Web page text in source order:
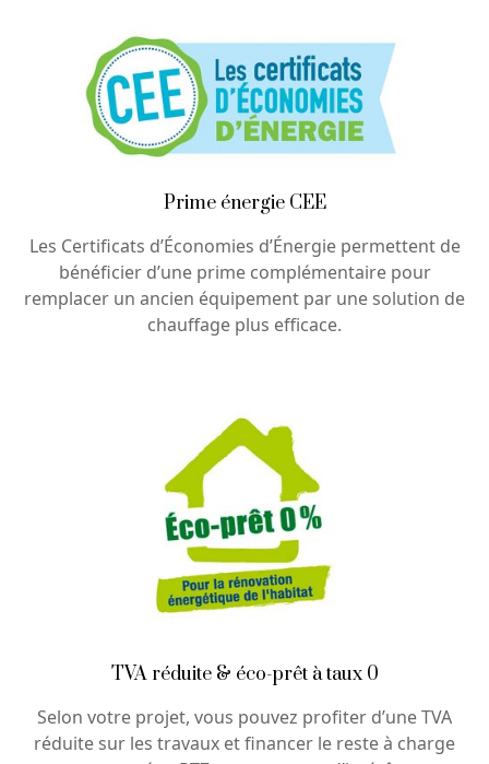
Prime énergie CEE
Les Certificats d’Économies d’Énergie permettent de
bénéficier d’une prime complémentaire pour
remplacer un ancien équipement par une solution de
chauffage plus efficace.
TVA réduite & éco-prêt à taux 0
Selon votre projet, vous pouvez profiter d’une TVA
réduite sur les travaux et financer le reste à charge